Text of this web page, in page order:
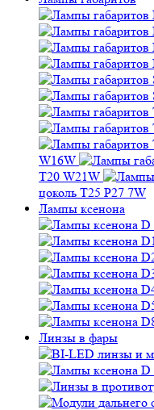
7W
Лампы ксенона
Линзы в фары